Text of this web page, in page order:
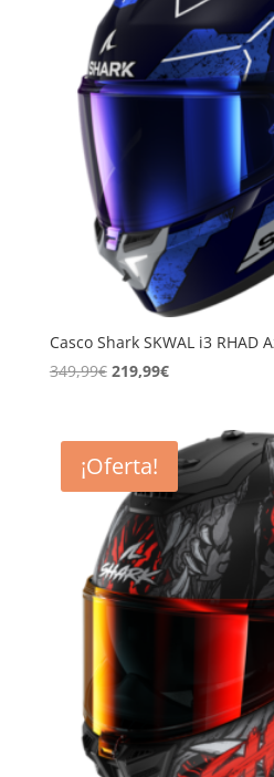
Casco Shark SKWAL i3 RHAD
349,99€ El
era:
349,99€.
219,99€El
es:
219,99€.
¡Oferta!